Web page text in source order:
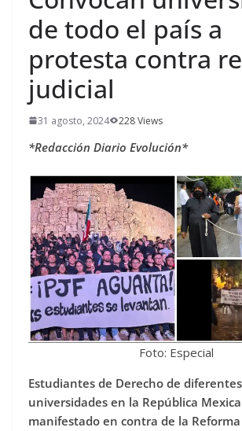
de todo el país a
protesta contra
judicial
31 agosto, 2024 228 Views
*Redacción Diario Evolución*
Foto: Especial
Estudiantes de Derecho de diferentes
universidades en la República
manifestado en contra de la Reforma